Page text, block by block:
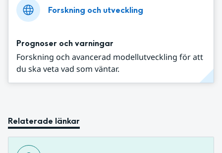
Forskning och utveckling
Prognoser och varningar
Forskning och avancerad modellutveckling för att
du ska veta vad som väntar.
Relaterade länkar